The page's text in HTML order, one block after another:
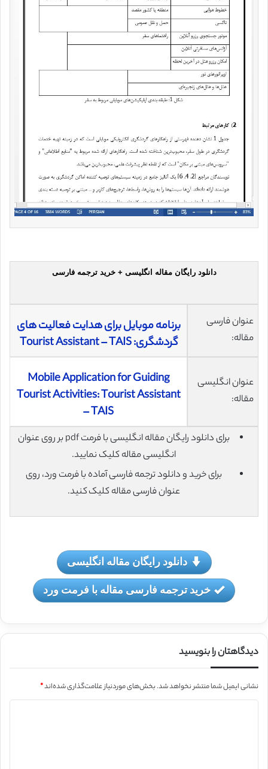
دانلود رایگان مقاله انگلیسی + خرید ترجمه فارسی
عنوان فارسی
مقاله:
برنامه موبایل برای هدایت فعالیت های
گردشگری: Tourist Assistant – TAIS
عنوان انگلیسی
مقاله:
Mobile Application for Guiding
Tourist Activities: Tourist Assistant
– TAIS
برای دانلود رایگان مقاله انگلیسی با فرمت pdf بر روی عنوان
انگلیسی مقاله کلیک نمایید.
برای خرید و دانلود ترجمه فارسی آماده با فرمت ورد، روی
عنوان فارسی مقاله کلیک کنید.
دانلود رایگان مقاله انگلیسی
خرید ترجمه فارسی مقاله با فرمت ورد
دیدگاهتان را بنویسید
نشانی ایمیل شما منتشر نخواهد شد.بخش‌های موردنیاز علامت‌گذاری شده‌اند*